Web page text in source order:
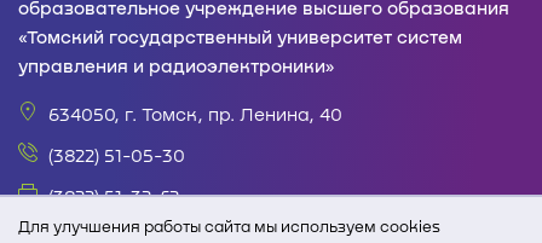
Для улучшения работы сайта мы используем cookies
образовательное учреждение высшего образования
«Томский государственный университет систем
управления и радиоэлектроники»
634050, г. Томск, пр. Ленина, 40
(3822) 51-05-30
(3822) 51-32-62
office@tusur.ru